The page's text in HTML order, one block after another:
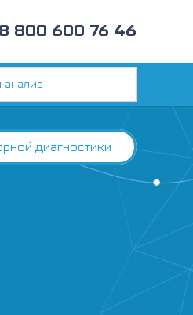
8 800 600 76 46
диагностики